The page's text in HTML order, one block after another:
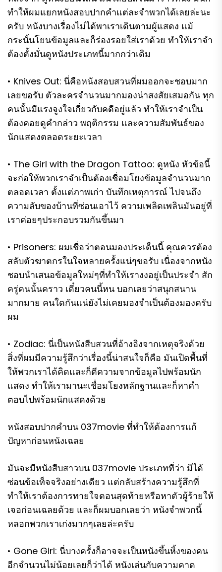
ทำให้ผมแยกหนังสอบปากคำแต่ละจำพวกได้เลยล่ะนะ
ครับ หนังบางเรื่องไม่ได้พาเราเดินตามผู้แสดง แม้
กระนั้นโยนข้อมูลและก็ร่องรอยใส่เราด้วย ทำให้เราจำ
ต้องตั้งมั่นดูหนังประเภทนี้มากกว่าเดิม
• Knives Out: นี่คือหนังสอบสวนที่ผมออกจะชอบมาก
เลยขอรับ ตัวละครจำนวนมากมองน่าสงสัยเสมอกัน ทุก
คนนั้นมีแรงจูงใจเกี่ยวกับคดีอยู่แล้ว ทำให้เราจำเป็น
ต้องคอยดูคำกล่าว พฤติกรรม และความสัมพันธ์ของ
นักแสดงตลอดระยะเวลา
• The Girl with the Dragon Tattoo: ดูหนัง หัวข้อนี้
จะก่อให้พวกเราจำเป็นต้องเชื่อมโยงข้อมูลจำนวนมาก
ตลอดเวลา ตั้งแต่ภาพเก่า บันทึกเหตุการณ์ ไปจนถึง
ความลับของบ้านที่ซ่อนเอาไว้ ความเพลิดเพลินมันอยู่ที่
เราค่อยๆประกอบรวมกันขึ้นมา
• Prisoners: ผมเชื่อว่าตอนมองประเด็นนี้ คุณควรต้อง
สลับตัวฆาตกรในใจหลายครั้งแน่ๆขอรับ เนื่องจากหนัง
ชอบนำเสนอข้อมูลใหม่ๆที่ทำให้เรางงอยู่เป็นประจำ สัก
ครู่คนนั้นคราว เดี๋ยวคนนี้หน บอกเลยว่าสนุกสนาน
มากมาย คนใดกันแน่ยังไม่เคยมองจำเป็นต้องมองครับ
ผม
• Zodiac: นี่เป็นหนังสืบสวนที่อ้างอิงจากเหตุจริงด้วย
สิ่งที่ผมมีความรู้สึกว่าเรื่องนี้น่าสนใจก็คือ มันเปิดพื้นที่
ให้พวกเราได้คิดและก็ตีความจากข้อมูลไปพร้อมนัก
แสดง ทำให้เรามานะเชื่อมโยงหลักฐานและก็หาคำ
ตอบไปพร้อมนักแสดงด้วย
หนังสอบปากคำบน 037movie ที่ทำให้ต้องการแก้
ปัญหาก่อนหนังเฉลย
มันจะมีหนังสืบสาวบน 037movie ประเภทที่ว่า มิได้
ซ่อนข้อเท็จจริงอย่างเดียว แต่กลับสร้างความรู้สึกที่
ทำให้เราต้องการทายใจตอนสุดท้ายหรือหาตัวผู้ร้ายให้
เจอก่อนเฉลยด้วย และก็ผมบอกเลยว่า หนังจำพวกนี้
หลอกพวกเราเก่งมากๆเลยล่ะครับ
• Gone Girl: นี่บางครั้งก็อาจจะเป็นหนังขึ้นหิ้งของคน
อีกจำนวนไม่น้อยเลยก็ว่าได้ หนังเล่นกับความคาด